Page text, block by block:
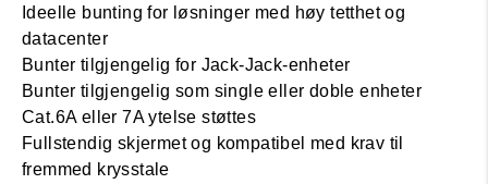
Ideelle bunting for løsninger med høy tetthet og
datacenter
Bunter tilgjengelig for Jack-Jack-enheter
Bunter tilgjengelig som single eller doble enheter
Cat.6A eller 7A ytelse støttes
Fullstendig skjermet og kompatibel med krav til
fremmed krysstale